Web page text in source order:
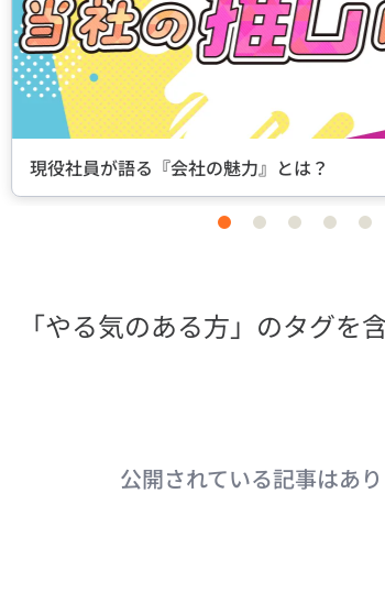
現役社員が語る『会社の魅力』とは？
item item item item item
「やる気のある方」のタグを
公開されている記事はあり